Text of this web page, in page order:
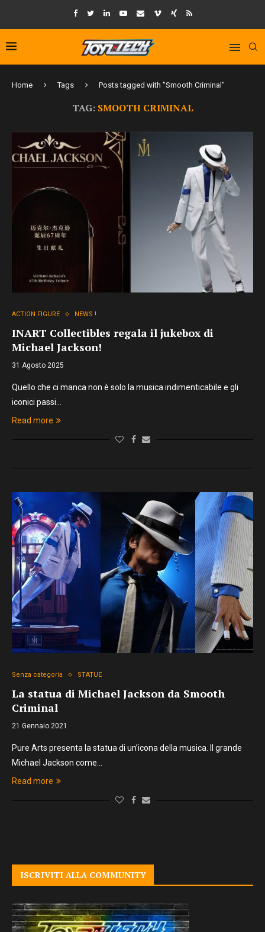
Home Tags Posts tagged with "Smooth Criminal"
TAG: SMOOTH CRIMINAL
ACTION FIGURE NEWS !
INART Collectibles regala il jukebox di
Michael Jackson!
31 Agosto 2025
Quello che ci manca non è solo la musica indimenticabile e gli
iconici passi…
Read more
Senza categoria STATUE
La statua di Michael Jackson da Smooth
Criminal
21 Gennaio 2021
Pure Arts presenta la statua di un’icona della musica. Il grande
Michael Jackson come…
Read more
ISCRIVITI ALLA COMMUNITY